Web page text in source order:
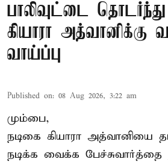
பாலிவுட்டை
கியாரா அத்வானிக்கு
வாய்ப்பு
Published on: 08 Aug 2026, 3:22 am
மும்பை,
நடிகை கியாரா அத்வானியை
நடிக்க வைக்க பேச்சுவார்த்தை